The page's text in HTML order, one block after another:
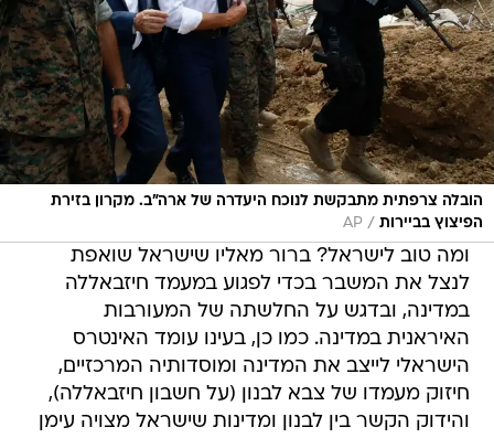
הובלה צרפתית מתבקשת לנוכח היעדרה של ארה"ב. מקרון בזירת
הפיצוץ בביירות /
AP
ומה טוב לישראל? ברור מאליו שישראל שואפת
לנצל את המשבר בכדי לפגוע במעמד חיזבאללה
במדינה, ובדגש על החלשתה של המעורבות
האיראנית במדינה. כמו כן, בעינו עומד האינטרס
הישראלי לייצב את המדינה ומוסדותיה המרכזיים,
חיזוק מעמדו של צבא לבנון (על חשבון חיזבאללה),
והידוק הקשר בין לבנון ומדינות שישראל מצויה עימן